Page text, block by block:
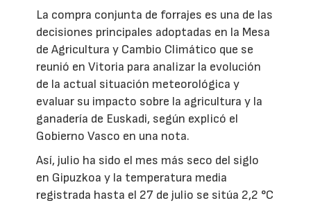
La compra conjunta de forrajes es una de las
decisiones principales adoptadas en la Mesa
de Agricultura y Cambio Climático que se
reunió en Vitoria para analizar la evolución
de la actual situación meteorológica y
evaluar su impacto sobre la agricultura y la
ganadería de Euskadi, según explicó el
Gobierno Vasco en una nota.
Así, julio ha sido el mes más seco del siglo
en Gipuzkoa y la temperatura media
registrada hasta el 27 de julio se sitúa 2,2 °C